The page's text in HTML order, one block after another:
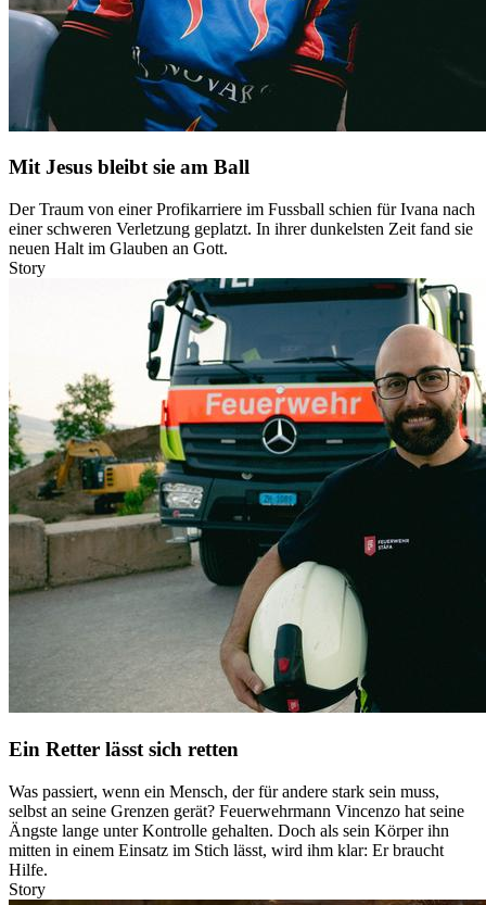
Mit Jesus bleibt sie am Ball
Der Traum von einer Profikarriere im Fussball schien für Ivana nach
einer schweren Verletzung geplatzt. In ihrer dunkelsten Zeit fand sie
neuen Halt im Glauben an Gott.
Story
Ein Retter lässt sich retten
Was passiert, wenn ein Mensch, der für andere stark sein muss,
selbst an seine Grenzen gerät? Feuerwehrmann Vincenzo hat seine
Ängste lange unter Kontrolle gehalten. Doch als sein Körper ihn
mitten in einem Einsatz im Stich lässt, wird ihm klar: Er braucht
Hilfe.
Story